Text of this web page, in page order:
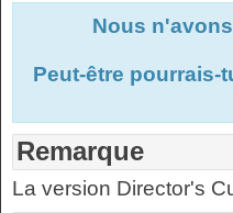
Nous
Peut-être pourrais-
Remarque
La version Director's